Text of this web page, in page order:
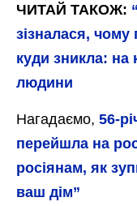
ЧИТАЙ ТАКОЖ:
зізналася,
куди зникла: на
людини
Нагадаємо, 56-
перейшла на
росіянам, як
ваш дім”